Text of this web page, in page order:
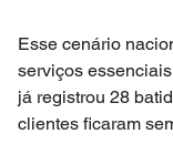
Esse cenário
serviços
já registrou 28
clientes ficaram